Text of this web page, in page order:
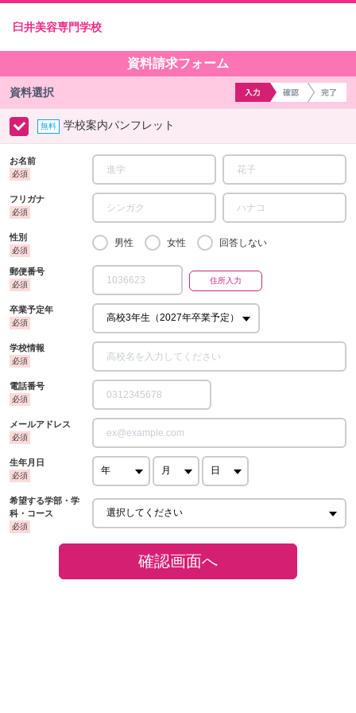
臼井美容専門学校
資料請求フォーム
資料選択
学校案内パンフレット
お名前
フリガナ
性別 男性 女性 回答しない
郵便番号
卒業予定年
学校情報
電話番号
メールアドレス
生年月日
希望する学部・学
科・コース
確認画面へ